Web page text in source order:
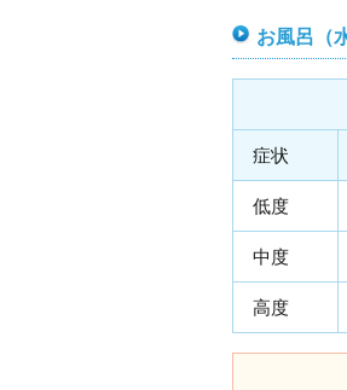
お風呂（
症状
低度
中度
高度